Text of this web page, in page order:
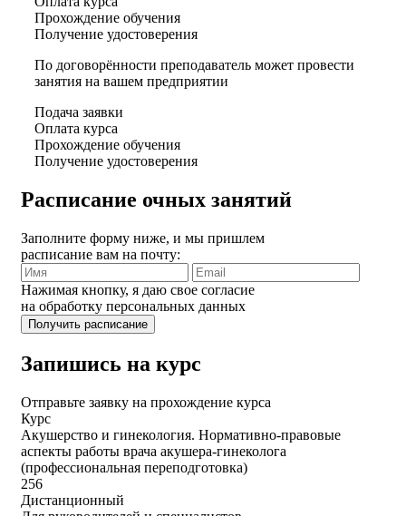
Прохождение обучения
Получение удостоверения
По договорённости преподаватель может провести
занятия на вашем предприятии
Подача заявки
Оплата курса
Прохождение обучения
Получение удостоверения
Расписание очных занятий
Заполните форму ниже, и мы пришлем
расписание вам на почту:
Нажимая кнопку, я даю свое согласие
на обработку персональных данных
Запишись на курс
Отправьте заявку на прохождение курса
Курс
Акушерство и гинекология. Нормативно-правовые
аспекты работы врача акушера-гинеколога
(профессиональная переподготовка)
256
Дистанционный